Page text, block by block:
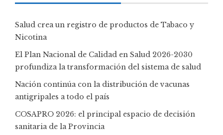
Salud crea un registro de productos de Tabaco y
Nicotina
El Plan Nacional de Calidad en Salud 2026-2030
profundiza la transformación del sistema de salud
Nación continúa con la distribución de vacunas
antigripales a todo el país
COSAPRO 2026: el principal espacio de decisión
sanitaria de la Provincia